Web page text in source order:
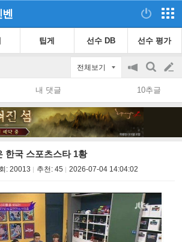
벤
팁게 선수 DB 선수 평가
전체보기
공
지
on/off
검
색
글
쓰
내 댓글 10추글
한국 스포츠스타 1황
: 20013 추천: 45 2026-07-04 14:04:02